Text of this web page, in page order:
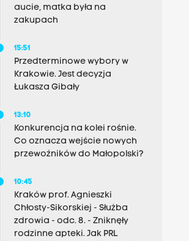
aucie, matka była na
zakupach
15:51
Przedterminowe wybory w
Krakowie. Jest decyzja
Łukasza Gibały
13:10
Konkurencja na kolei rośnie.
Co oznacza wejście nowych
przewoźników do Małopolski?
10:45
Kraków prof. Agnieszki
Chłosty-Sikorskiej - Służba
zdrowia - odc. 8. - Zniknęły
rodzinne apteki. Jak PRL